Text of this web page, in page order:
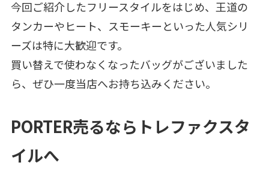
今回ご紹介したフリースタイルをはじめ、王道の
タンカーやヒート、スモーキーといった人気シリ
ーズは特に大歓迎です。
買い替えで使わなくなったバッグがございました
ら、ぜひ一度当店へお持ち込みください。
PORTER売るならトレファクスタ
イルへ